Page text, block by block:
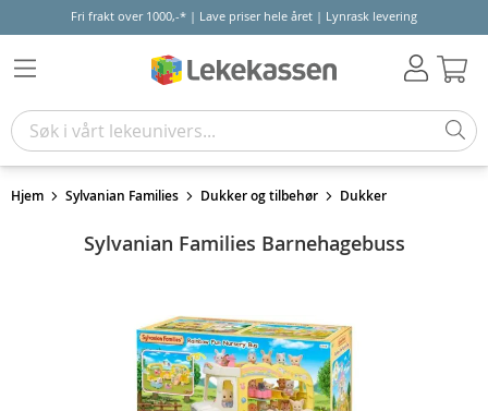
Fri frakt over 1000,-* | Lave priser hele året | Lynrask levering
Hjem Sylvanian Families Dukker og tilbehør Dukker
Sylvanian Families Barnehagebuss